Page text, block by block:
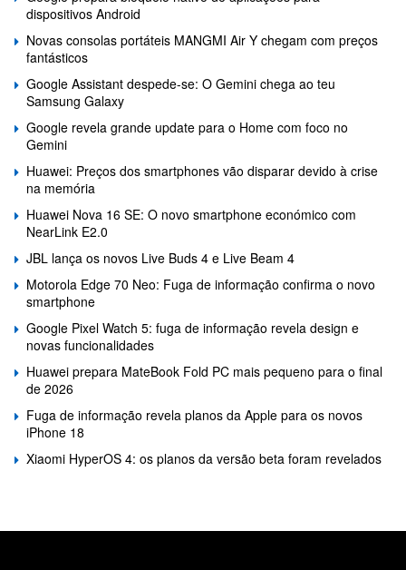
dispositivos Android
Novas consolas portáteis MANGMI Air Y chegam com preços
fantásticos
Google Assistant despede-se: O Gemini chega ao teu
Samsung Galaxy
Google revela grande update para o Home com foco no
Gemini
Huawei: Preços dos smartphones vão disparar devido à crise
na memória
Huawei Nova 16 SE: O novo smartphone económico com
NearLink E2.0
JBL lança os novos Live Buds 4 e Live Beam 4
Motorola Edge 70 Neo: Fuga de informação confirma o novo
smartphone
Google Pixel Watch 5: fuga de informação revela design e
novas funcionalidades
Huawei prepara MateBook Fold PC mais pequeno para o final
de 2026
Fuga de informação revela planos da Apple para os novos
iPhone 18
Xiaomi HyperOS 4: os planos da versão beta foram revelados